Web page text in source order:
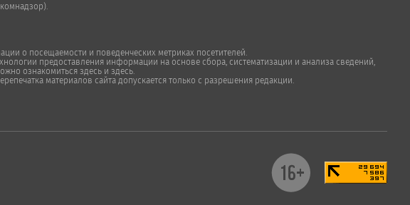
о посещаемости и поведенческих метриках посетителей.
предоставления информации на основе сбора, систематизации и анализа сведений,
ознакомиться здесь и здесь.
материалов сайта допускается только с разрешения редакции.